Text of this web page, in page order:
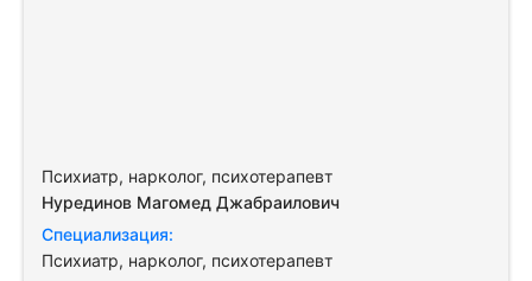
Психиатр, нарколог, психотерапевт
Нурединов Магомед Джабраилович
Специализация:
Психиатр, нарколог, психотерапевт